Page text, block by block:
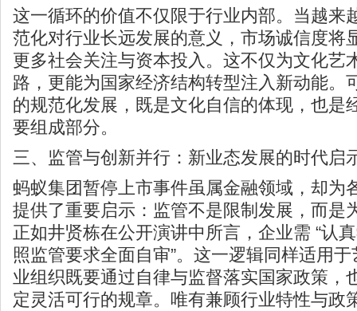
这一循环的价值不仅限于行业内部。当越来
范化对行业长远发展的意义，市场诚信度将
更多社会关注与资本投入。这不仅为文化艺
路，更能为国家经济结构转型注入新动能。
的规范化发展，既是文化自信的体现，也是
要组成部分。
三、监管与创新并行：新业态发展的时代启
蚂蚁集团暂停上市事件虽属金融领域，却为
提供了重要启示：监管不是限制发展，而是
正如井贤栋在公开演讲中所言，企业需 “认
照监管要求全面自审”。这一逻辑同样适用
业组织既要通过自律与监督落实国家政策，
定灵活可行的规章。唯有兼顾行业特性与政